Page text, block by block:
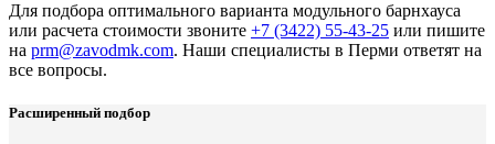
Для подбора оптимального варианта модульного барнхауса
или расчета стоимости звоните +7 (3422) 55-43-25 или пишите
на prm@zavodmk.com. Наши специалисты в Перми ответят на
все вопросы.
Расширенный подбор